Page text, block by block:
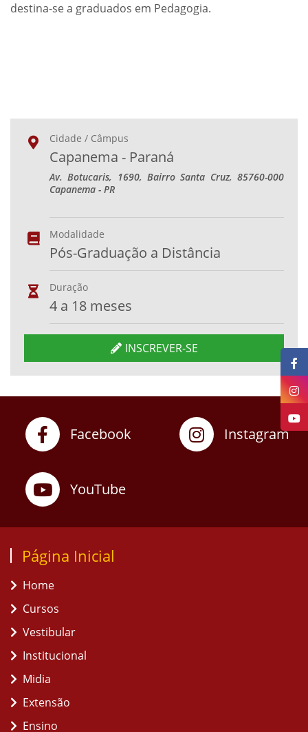
destina-se a graduados em Pedagogia.
Cidade / Câmpus
Capanema - Paraná
Av. Botucaris, 1690, Bairro Santa Cruz, 85760-000
Capanema - PR
Modalidade
Pós-Graduação a Distância
Duração
4 a 18 meses
INSCREVER-SE
Facebook Instagram
YouTube
Página Inicial
Home
Cursos
Vestibular
Institucional
Midia
Extensão
Ensino